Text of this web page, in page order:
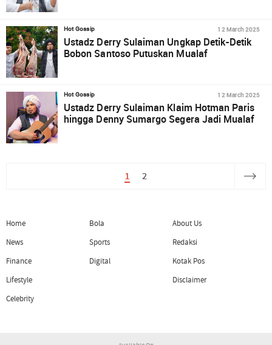
Hot Gossip 12 March 2025
Ustadz Derry Sulaiman Ungkap Detik-Detik
Bobon Santoso Putuskan Mualaf
Hot Gossip 12 March 2025
Ustadz Derry Sulaiman Klaim Hotman Paris
hingga Denny Sumargo Segera Jadi Mualaf
1 2
Home
News
Finance
Lifestyle
Celebrity
Bola
Sports
Digital
About Us
Redaksi
Kotak Pos
Disclaimer